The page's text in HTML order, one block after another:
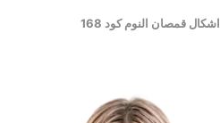
اشكال قمصان النوم كود 168